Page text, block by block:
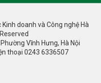
doanh và Công nghệ Hà
Vĩnh Hưng, Hà Nội
thoại 0243 6336507